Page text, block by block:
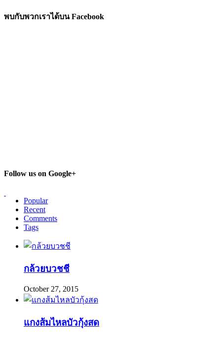
พบกับพวกเราได้บน Facebook
Follow us on Google+
Popular
Recent
Comments
Tags
กล้วยบวชชี
October 27, 2015
แกงส้มไหลบัวกุ้งสด